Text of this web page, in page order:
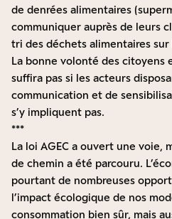
de denrées alimentaires
communiquer auprès de leurs
tri des déchets alimentaires
La bonne volonté des citoyens
suffira pas si les acteurs
communication et de
s’y impliquent pas.
***
La loi AGEC a ouvert une voie,
de chemin a été parcouru.
pourtant de nombreuses
l’impact écologique de nos
consommation bien sûr, mais